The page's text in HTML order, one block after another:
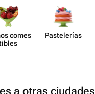
comes​
Paste​lerías
a otras ciudades